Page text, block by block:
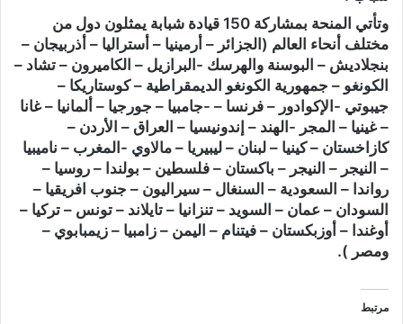
وتأتي المنحة بمشاركة 150 قيادة شبابة يمثلون دول من
مختلف أنحاء العالم (الجزائر – أرمينيا – أستراليا – أذربيجان –
بنجلاديش – البوسنة والهرسك -البرازيل – الكاميرون – تشاد –
الكونغو – جمهورية الكونغو الديمقراطية – كوستاريكا –
جيبوتي -الإكوادور – فرنسا – -جامبيا – جورجيا – ألمانيا – غانا
– غينيا – المجر -الهند – إندونيسيا – العراق – الأردن –
كازاخستان – كينيا – لبنان – ليبيريا – مالاوي -المغرب – ناميبيا
– النيجر – النيجر – باكستان – فلسطين – بولندا – روسيا –
رواندا – السعودية – السنغال – سيراليون – جنوب افريقيا –
السودان – عمان – السويد – تنزانيا – تايلاند – تونس – تركيا –
أوغندا – أوزبكستان – فيتنام – اليمن – زامبيا – زيمبابوي –
ومصر ).
مرتبط